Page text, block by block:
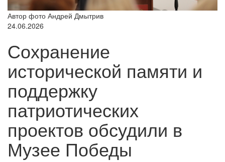
Автор фото Андрей Дмытрив
24.06.2026
Сохранение
исторической памяти и
поддержку
патриотических
проектов обсудили в
Музее Победы